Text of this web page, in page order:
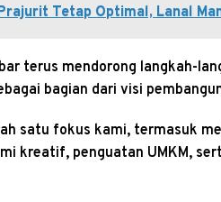
Tetap Optimal, Lanal
terus mendorong langkah-
bagian dari visi
satu fokus kami, termasuk
kreatif, penguatan UMKM,